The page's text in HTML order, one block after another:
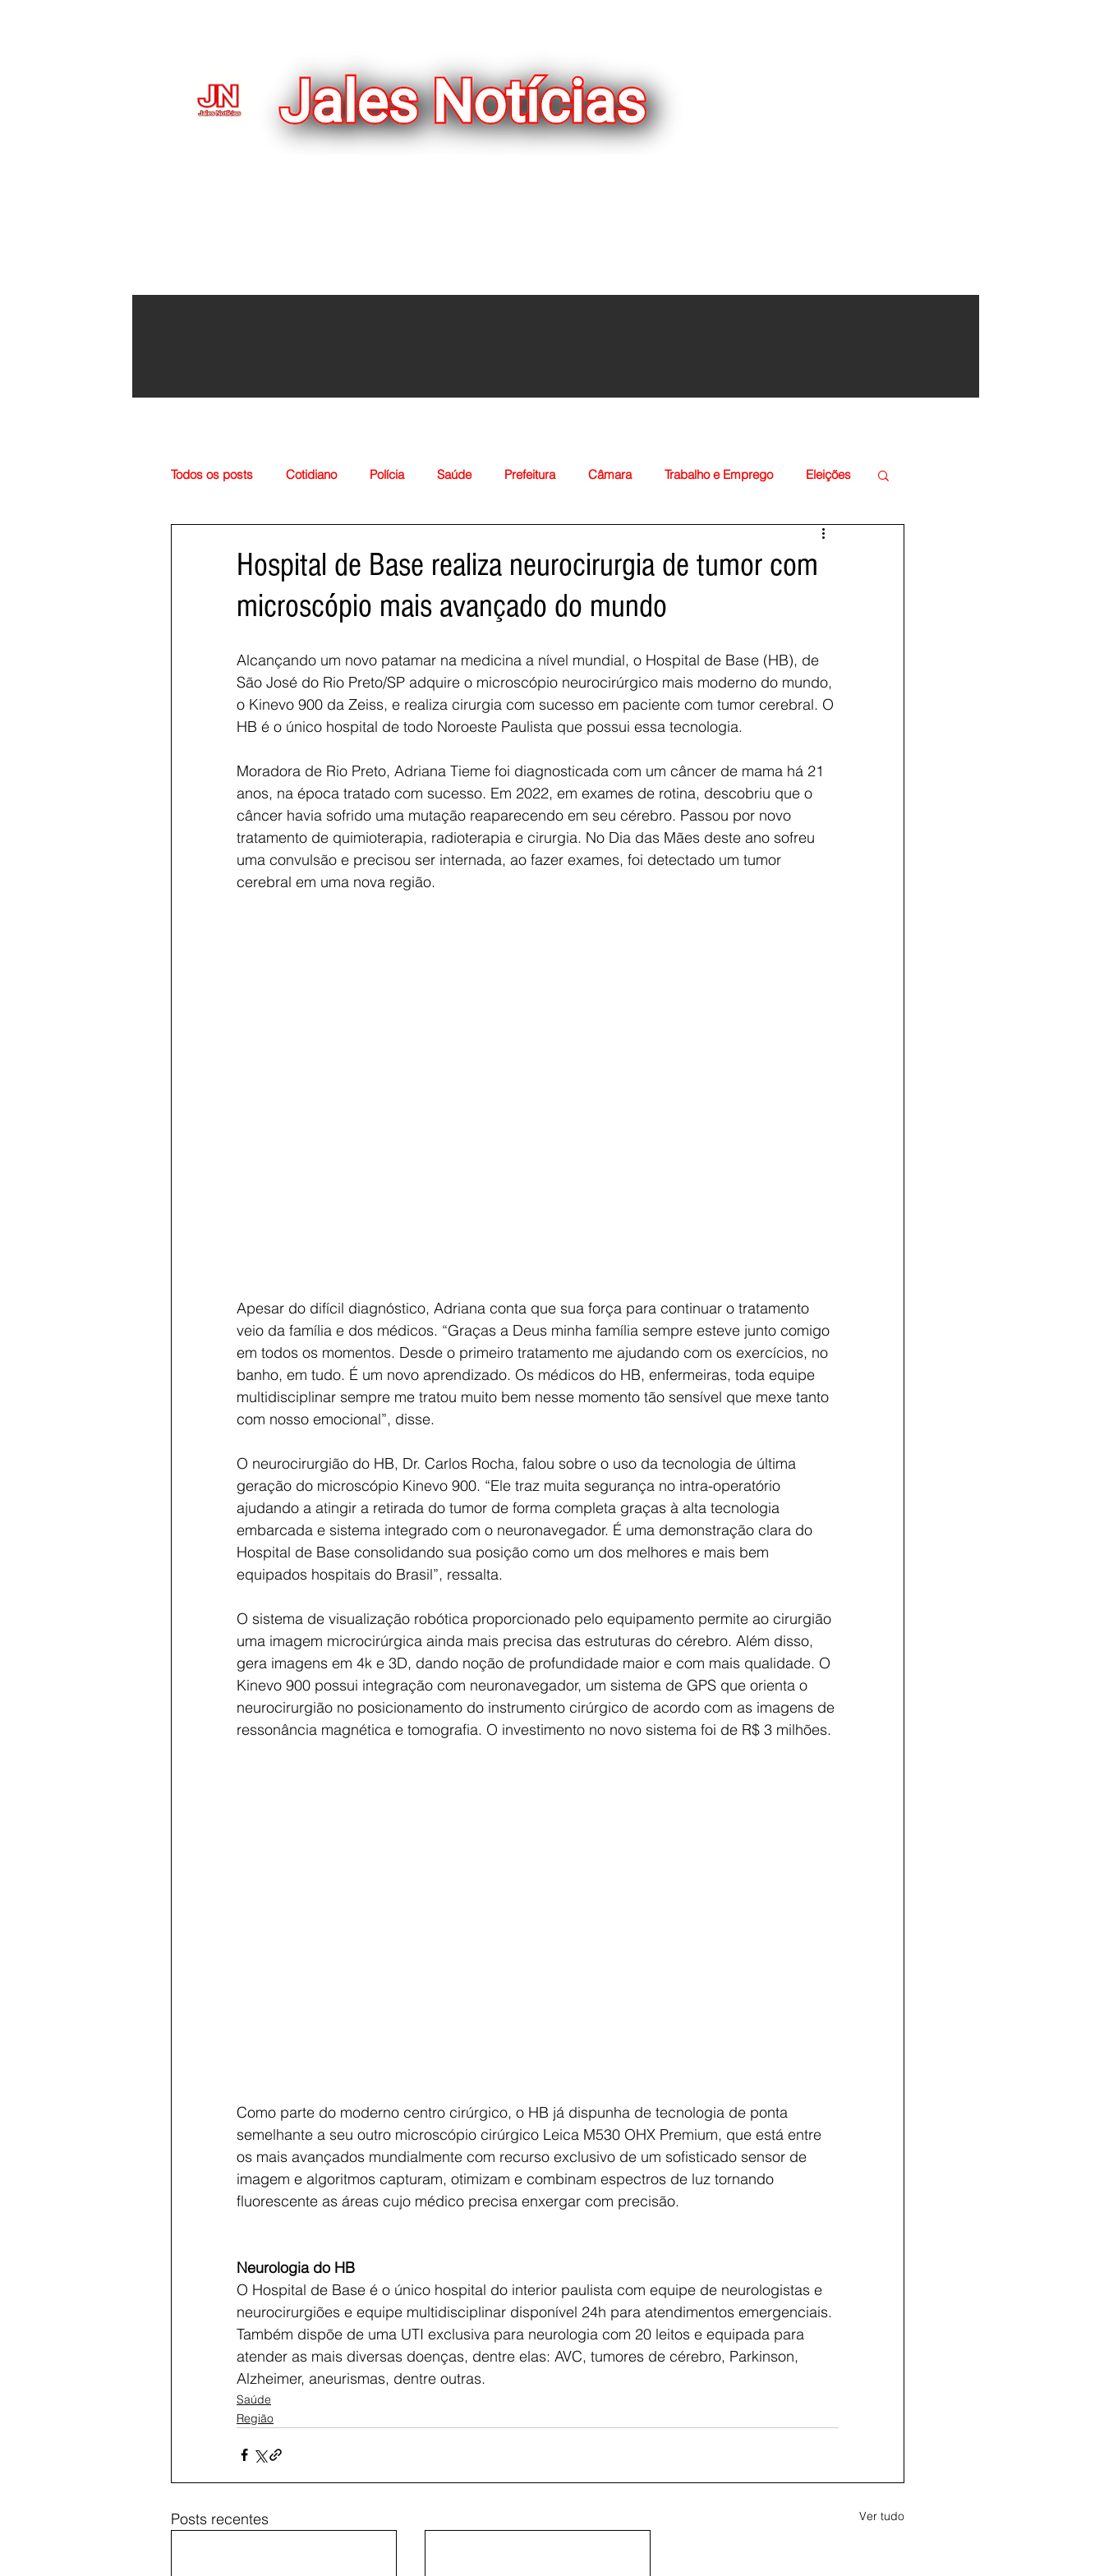
Voltar
Todos os posts Cotidiano Polícia Saúde Prefeitura Câmara Trabalho e Emprego Eleições
Hospital de Base realiza neurocirurgia de tumor com
microscópio mais avançado do mundo
Alcançando um novo patamar na medicina a nível mundial, o Hospital de Base (HB), de
São José do Rio Preto/SP adquire o microscópio neurocirúrgico mais moderno do mundo,
o Kinevo 900 da Zeiss, e realiza cirurgia com sucesso em paciente com tumor cerebral. O
HB é o único hospital de todo Noroeste Paulista que possui essa tecnologia.
Moradora de Rio Preto, Adriana Tieme foi diagnosticada com um câncer de mama há 21
anos, na época tratado com sucesso. Em 2022, em exames de rotina, descobriu que o
câncer havia sofrido uma mutação reaparecendo em seu cérebro. Passou por novo
tratamento de quimioterapia, radioterapia e cirurgia. No Dia das Mães deste ano sofreu
uma convulsão e precisou ser internada, ao fazer exames, foi detectado um tumor
cerebral em uma nova região.
Apesar do difícil diagnóstico, Adriana conta que sua força para continuar o tratamento
veio da família e dos médicos. “Graças a Deus minha família sempre esteve junto comigo
em todos os momentos. Desde o primeiro tratamento me ajudando com os exercícios, no
banho, em tudo. É um novo aprendizado. Os médicos do HB, enfermeiras, toda equipe
multidisciplinar sempre me tratou muito bem nesse momento tão sensível que mexe tanto
com nosso emocional”, disse.
O neurocirurgião do HB, Dr. Carlos Rocha, falou sobre o uso da tecnologia de última
geração do microscópio Kinevo 900. “Ele traz muita segurança no intra-operatório
ajudando a atingir a retirada do tumor de forma completa graças à alta tecnologia
embarcada e sistema integrado com o neuronavegador. É uma demonstração clara do
Hospital de Base consolidando sua posição como um dos melhores e mais bem
equipados hospitais do Brasil”, ressalta.
O sistema de visualização robótica proporcionado pelo equipamento permite ao cirurgião
uma imagem microcirúrgica ainda mais precisa das estruturas do cérebro. Além disso,
gera imagens em 4k e 3D, dando noção de profundidade maior e com mais qualidade. O
Kinevo 900 possui integração com neuronavegador, um sistema de GPS que orienta o
neurocirurgião no posicionamento do instrumento cirúrgico de acordo com as imagens de
ressonância magnética e tomografia. O investimento no novo sistema foi de R$ 3 milhões.
Como parte do moderno centro cirúrgico, o HB já dispunha de tecnologia de ponta
semelhante a seu outro microscópio cirúrgico Leica M530 OHX Premium, que está entre
os mais avançados mundialmente com recurso exclusivo de um sofisticado sensor de
imagem e algoritmos capturam, otimizam e combinam espectros de luz tornando
fluorescente as áreas cujo médico precisa enxergar com precisão.
Neurologia do HB
O Hospital de Base é o único hospital do interior paulista com equipe de neurologistas e
neurocirurgiões e equipe multidisciplinar disponível 24h para atendimentos emergenciais.
Também dispõe de uma UTI exclusiva para neurologia com 20 leitos e equipada para
atender as mais diversas doenças, dentre elas: AVC, tumores de cérebro, Parkinson,
Alzheimer, aneurismas, dentre outras.
Saúde
Região
Posts recentes Ver tudo